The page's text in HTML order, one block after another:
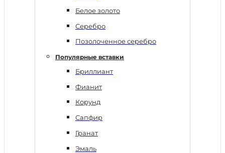
Белое золото
Серебро
Позолоченное серебро
Популярные вставки
Бриллиант
Фианит
Корунд
Сапфир
Гранат
Эмаль